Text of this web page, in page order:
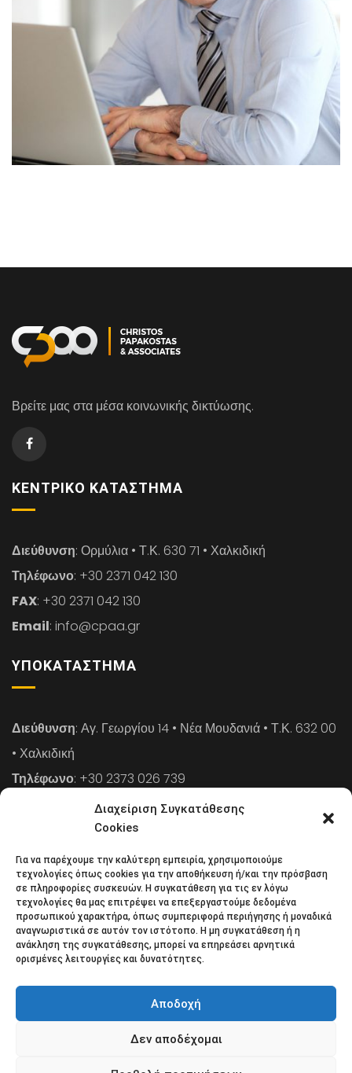
Διαχείριση Συγκατάθεσης
Cookies
Για να παρέχουμε την καλύτερη εμπειρία, χρησιμοποιούμε
τεχνολογίες όπως cookies για την αποθήκευση ή/και την πρόσβαση
σε πληροφορίες συσκευών. Η συγκατάθεση για τις εν λόγω
τεχνολογίες θα μας επιτρέψει να επεξεργαστούμε δεδομένα
προσωπικού χαρακτήρα, όπως συμπεριφορά περιήγησης ή μοναδικά
αναγνωριστικά σε αυτόν τον ιστότοπο. Η μη συγκατάθεση ή η
ανάκληση της συγκατάθεσης, μπορεί να επηρεάσει αρνητικά
ορισμένες λειτουργίες και δυνατότητες.
Αποδοχή
Δεν αποδέχομαι
Βρείτε μας στα μέσα κοινωνικής δικτύωσης.
ΚΕΝΤΡΙΚΌ ΚΑΤΆΣΤΗΜΑ
Διεύθυνση: Ορμύλια • Τ.Κ. 630 71 • Χαλκιδική
Τηλέφωνο: +30 2371 042 130
FAX: +30 2371 042 130
Email: info@cpaa.gr
ΥΠΟΚΑΤΆΣΤΗΜΑ
Διεύθυνση: Αγ. Γεωργίου 14 • Νέα Μουδανιά • Τ.Κ. 632 00
• Χαλκιδική
Τηλέφωνο: +30 2373 026 739
: +30 2373 026 739
: info@cpaa.gr
NEWSLETTER
Κάντε εγγραφή στο ηλεκτρονικό μας φυλλάδιο και μείνετε
στο επίκεντρο της οικονομικής επικαιρότητας.
Πολιτική απορρήτου